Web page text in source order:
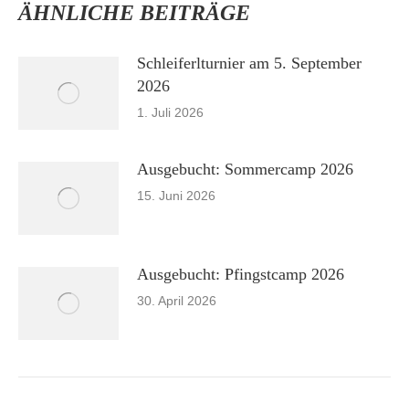
ÄHNLICHE BEITRÄGE
Schleiferlturnier am 5. September
2026
1. Juli 2026
Ausgebucht: Sommercamp 2026
15. Juni 2026
Ausgebucht: Pfingstcamp 2026
30. April 2026